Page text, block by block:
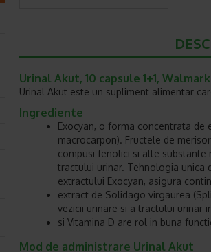
Urinal Akut, 10 capsule 1+1,
Urinal Akut este un supliment alimentar
Ingrediente
Exocyan, o forma concentrata de
macrocarpon). Fructele de
compusi fenolici si alte
tractului urinar. Tehnologia unica
extractului Exocyan, asigura
extract de Solidago virgaurea
vezicii urinare si a tractului urinar
si Vitamina D are rol in buna
Mod de administrare Urinal Akut